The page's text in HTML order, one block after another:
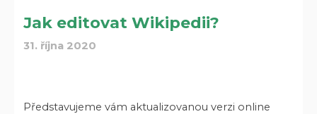
Jak editovat Wikipedii?
31. října 2020
Představujeme vám aktualizovanou verzi online